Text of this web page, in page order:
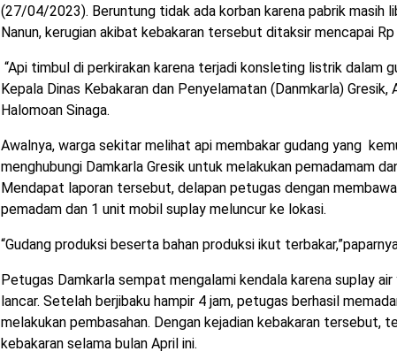
(27/04/2023). Beruntung tidak ada korban karena pabrik masih
Nanun, kerugian akibat kebakaran tersebut ditaksir mencapai
“Api timbul di perkirakan karena terjadi konsleting listrik dalam
Kepala Dinas Kebakaran dan Penyelamatan (Danmkarla) Gresik,
Halomoan Sinaga.
Awalnya, warga sekitar melihat api membakar gudang yang
menghubungi Damkarla Gresik untuk melakukan pemadamam
Mendapat laporan tersebut, delapan petugas dengan
pemadam dan 1 unit mobil suplay meluncur ke lokasi.
“Gudang produksi beserta bahan produksi ikut
Petugas Damkarla sempat mengalami kendala karena suplay air
lancar. Setelah berjibaku hampir 4 jam, petugas berhasil
melakukan pembasahan. Dengan kejadian kebakaran tersebut,
kebakaran selama bulan April ini.